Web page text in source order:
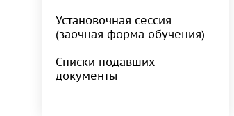
Установочная сессия
(заочная форма обучения)
Списки подавших
документы